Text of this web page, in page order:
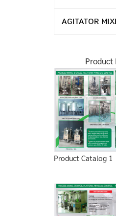
AGITATOR
Product
Product Catalog 1